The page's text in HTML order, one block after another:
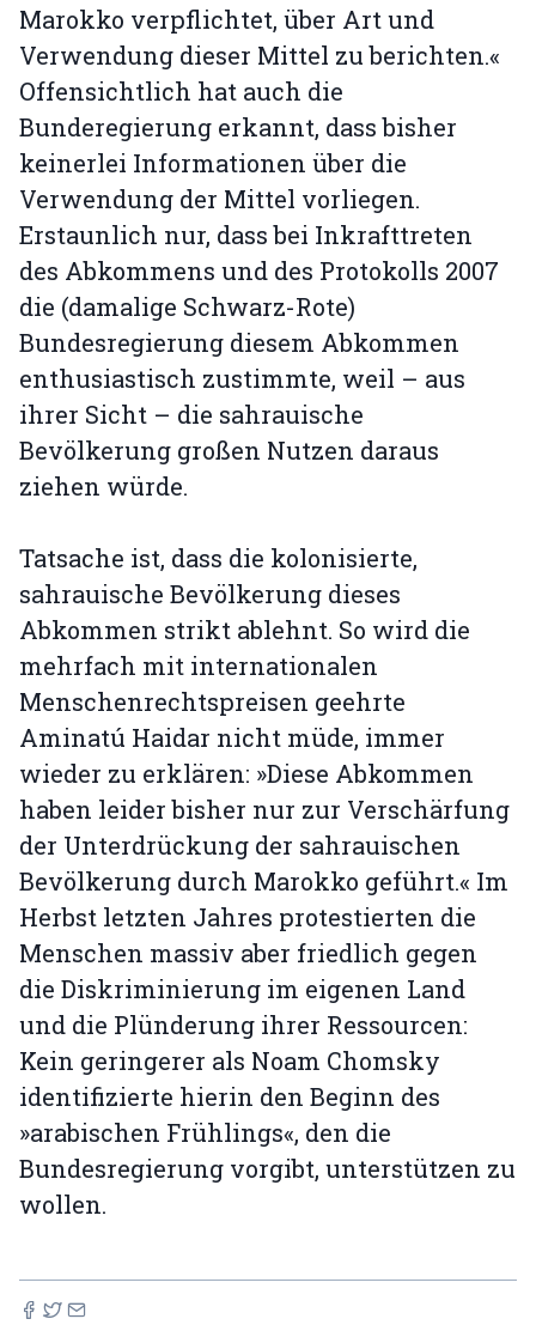
Marokko verpflichtet, über Art und
Verwendung dieser Mittel zu berichten.«
Offensichtlich hat auch die
Bunderegierung erkannt, dass bisher
keinerlei Informationen über die
Verwendung der Mittel vorliegen.
Erstaunlich nur, dass bei Inkrafttreten
des Abkommens und des Protokolls 2007
die (damalige Schwarz-Rote)
Bundesregierung diesem Abkommen
enthusiastisch zustimmte, weil – aus
ihrer Sicht – die sahrauische
Bevölkerung großen Nutzen daraus
ziehen würde.
Tatsache ist, dass die kolonisierte,
sahrauische Bevölkerung dieses
Abkommen strikt ablehnt. So wird die
mehrfach mit internationalen
Menschenrechtspreisen geehrte
Aminatú Haidar nicht müde, immer
wieder zu erklären: »Diese Abkommen
haben leider bisher nur zur Verschärfung
der Unterdrückung der sahrauischen
Bevölkerung durch Marokko geführt.« Im
Herbst letzten Jahres protestierten die
Menschen massiv aber friedlich gegen
die Diskriminierung im eigenen Land
und die Plünderung ihrer Ressourcen:
Kein geringerer als Noam Chomsky
identifizierte hierin den Beginn des
»arabischen Frühlings«, den die
Bundesregierung vorgibt, unterstützen zu
wollen.